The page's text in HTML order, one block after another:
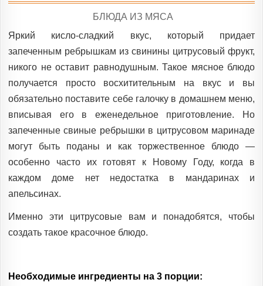
POSTED
БЛЮДА ИЗ МЯСА
Яркий кисло-сладкий вкус, который придает
запеченным ребрышкам из свинины цитрусовый фрукт,
никого не оставит равнодушным. Такое мясное блюдо
получается просто восхитительным на вкус и вы
обязательно поставите себе галочку в домашнем меню,
вписывая его в еженедельное приготовление. Но
запеченные свиные ребрышки в цитрусовом маринаде
могут быть поданы и как торжественное блюдо —
особенно часто их готовят к Новому Году, когда в
каждом доме нет недостатка в мандаринах и
апельсинах.
Именно эти цитрусовые вам и понадобятся, чтобы
создать такое красочное блюдо.
Необходимые ингредиенты на 3 порции: